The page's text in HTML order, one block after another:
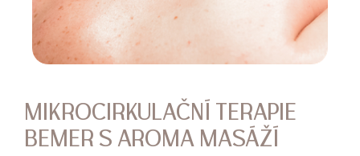
MIKROCIRKULAČNÍ TERAPIE
BEMER S AROMA MASÁŽÍ